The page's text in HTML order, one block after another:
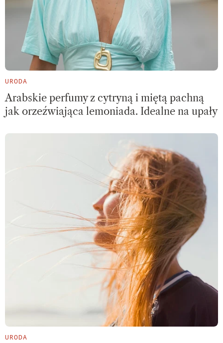
URODA
Arabskie perfumy z cytryną i miętą pachną
jak orzeźwiająca lemoniada. Idealne na upały
URODA